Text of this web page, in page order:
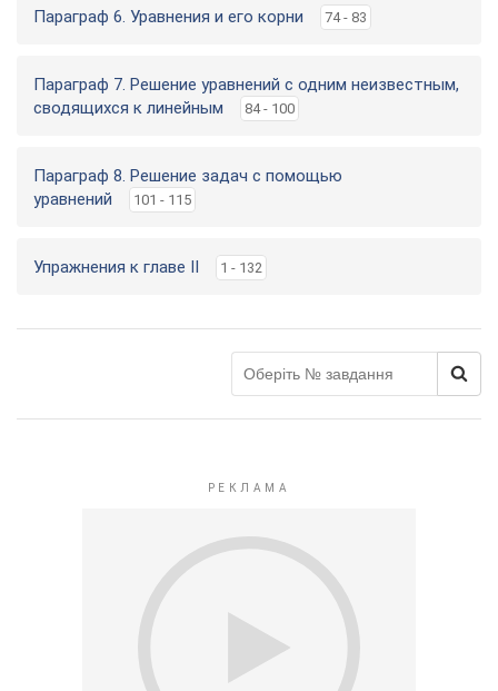
Параграф 6. Уравнения и его корни 74 - 83
Параграф 7. Решение уравнений с одним неизвестным,
сводящихся к линейным
84 - 100
Параграф 8. Решение задач с помощью
уравнений
101 - 115
Упражнения к главе ІІ 1 - 132